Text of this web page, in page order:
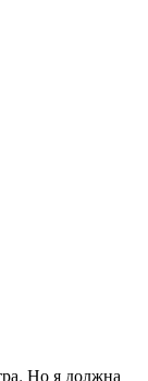
Но я должна